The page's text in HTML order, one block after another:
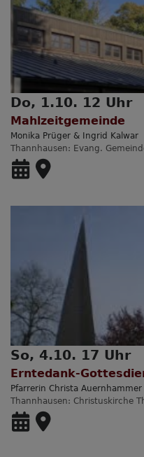
Do, 1.10. 12 Uhr
Mahlzeitgemeinde
Monika Prüger & Ingrid Kalwar
Thannhausen
Evang.
So, 4.10. 17 Uhr
Erntedank-
Pfarrerin Christa Auernhammer
Thannhausen
Christuskirche